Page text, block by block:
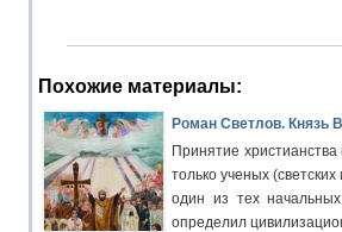
Похожие материалы:
Роман Светлов. Князь
Принятие
только ученых
один из тех
определил